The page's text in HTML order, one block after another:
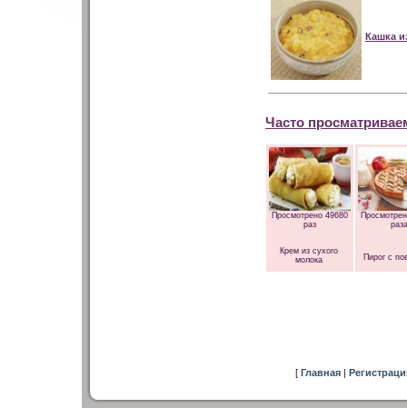
Кашка
Часто
Просмотрено 49680
раз
Крем из сухого
молока
раза
Пирог с
[ Главная |